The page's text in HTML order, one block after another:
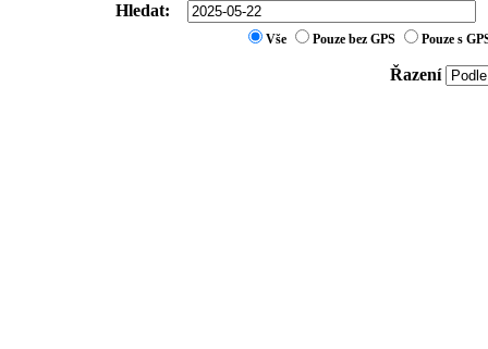
Hledat:
Vše Pouze bez GPS Pouze s
Řazení